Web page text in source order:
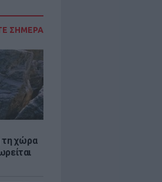
ΣΗΜΕΡΑ
τη χώρα